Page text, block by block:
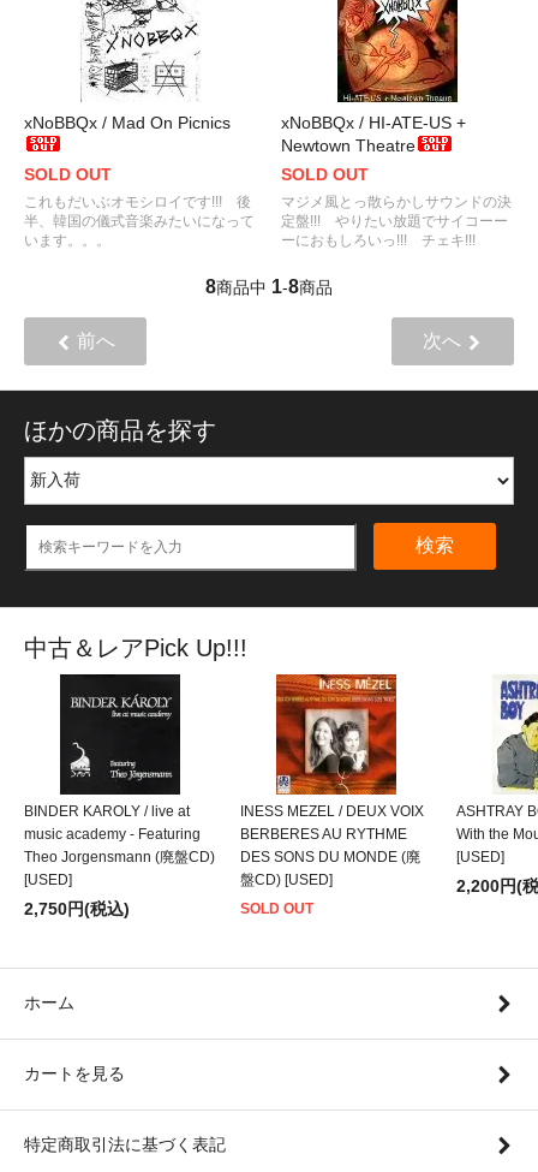
xNoBBQx / Mad On Picnics
SOLD OUT
これもだいぶオモシロイです!!! 後
半、韓国の儀式音楽みたいになって
います。。。
xNoBBQx / HI-ATE-US +
Newtown Theatre
SOLD OUT
マジメ風とっ散らかしサウンドの決
定盤!!! やりたい放題でサイコーー
ーにおもしろいっ!!! チェキ!!!
8商品中 1-8商品
前へ 次へ
ほかの商品を探す
検索
中古＆レアPick Up!!!
BINDER KAROLY / live at
music academy - Featuring
Theo Jorgensmann (廃盤CD)
[USED]
2,750円(税込)
INESS MEZEL / DEUX VOIX
BERBERES AU RYTHME
DES SONS DU MONDE (廃
盤CD) [USED]
SOLD OUT
ASHTRAY
With the
[USED]
2,200円(
ホーム
カートを見る
特定商取引法に基づく表記